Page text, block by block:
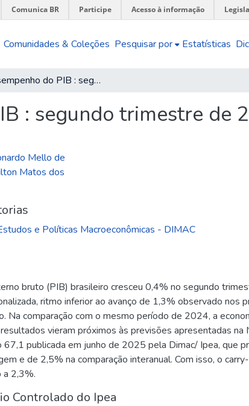
Comunica BR Participe Acesso à informação
Comunidades & Coleções Pesquisar por Estatísticas
Desempenho do PIB : segundo trimestre de 2025
: segundo trimestre de
Mello de
Matos dos
e Políticas Macroeconômicas - DIMAC
bruto (PIB) brasileiro cresceu 0,4% no segundo
ritmo inferior ao avanço de 1,3% observado nos
Na comparação com o mesmo período de 2024, a
vieram próximos às previsões apresentadas na
67,1 publicada em junho de 2025 pela Dimac/ Ipea, que
e de 2,5% na comparação interanual. Com isso, o
a 2,3%.
Controlado do Ipea